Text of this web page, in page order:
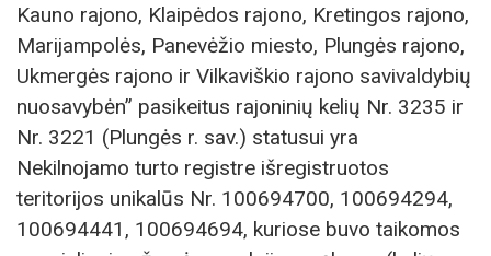
Kauno rajono, Klaipėdos rajono, Kretingos rajono,
Marijampolės, Panevėžio miesto, Plungės rajono,
Ukmergės rajono ir Vilkaviškio rajono savivaldybių
nuosavybėn” pasikeitus rajoninių kelių Nr. 3235 ir
Nr. 3221 (Plungės r. sav.) statusui yra
Nekilnojamo turto registre išregistruotos
teritorijos unikalūs Nr. 100694700, 100694294,
100694441, 100694694, kuriose buvo taikomos